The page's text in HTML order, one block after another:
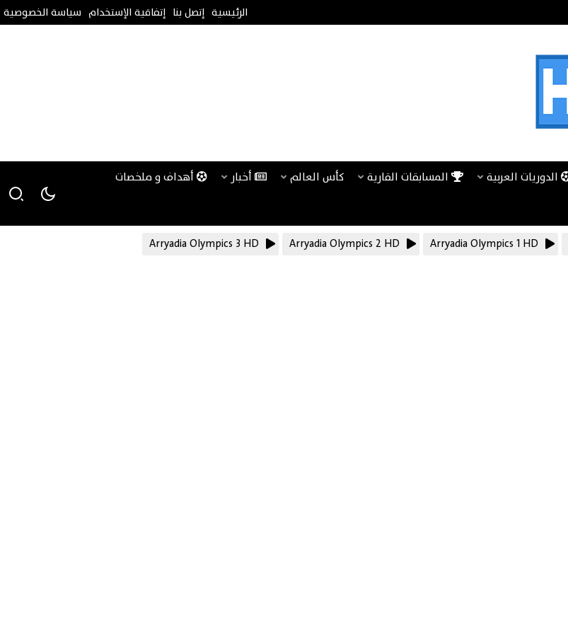
الرئيسية إتصل بنا إتفاقية الإستخدام سياسة الخصوصية
الدوريات العربية المسابقات القارية كأس العالم أخبار
أهداف و ملخصات
Arryadia Olympics 1 HD
Arryadia Olympics 2 HD
Arryadia Olympics 3 HD